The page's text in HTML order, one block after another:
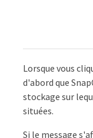
Lorsque vous
d'abord que
stockage sur
situées.
Si le message